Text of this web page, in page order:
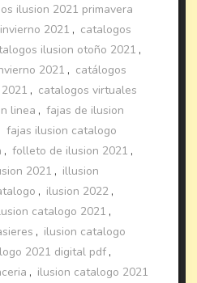
ilusion 2021 primavera
2021 , catalogos
ilusion otoño 2021 ,
2021 , catálogos
, catalogos virtuales
linea , fajas de ilusion
fajas ilusion catalogo
, folleto de ilusion 2021 ,
2021 , illusion
, ilusion 2022 ,
catalogo 2021 ,
, ilusion catalogo
2021 digital pdf ,
, ilusion catalogo 2021